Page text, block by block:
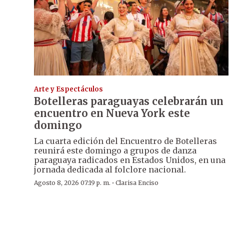
Arte y Espectáculos
Botelleras paraguayas celebrarán un
encuentro en Nueva York este
domingo
La cuarta edición del Encuentro de Botelleras
reunirá este domingo a grupos de danza
paraguaya radicados en Estados Unidos, en una
jornada dedicada al folclore nacional.
Agosto 8, 2026 07:19 p. m. · Clarisa Enciso